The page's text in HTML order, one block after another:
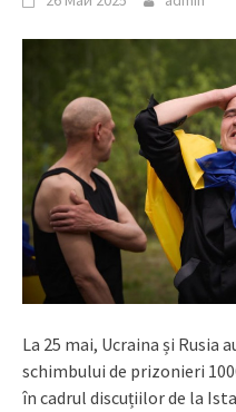
La 25 mai, Ucraina și Rusia
schimbului de prizonieri
în cadrul discuțiilor de la